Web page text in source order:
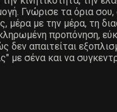
Γνώρισε τα όρια
μέρα με την μέρα, τη
προπόνηση,
δεν απαιτείται
με σένα και να